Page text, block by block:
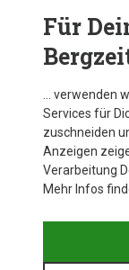
Du sparst 31%
Für
… verwenden
Services für
zuschneiden
Anzeigen
Verarbeitung
Mehr Infos